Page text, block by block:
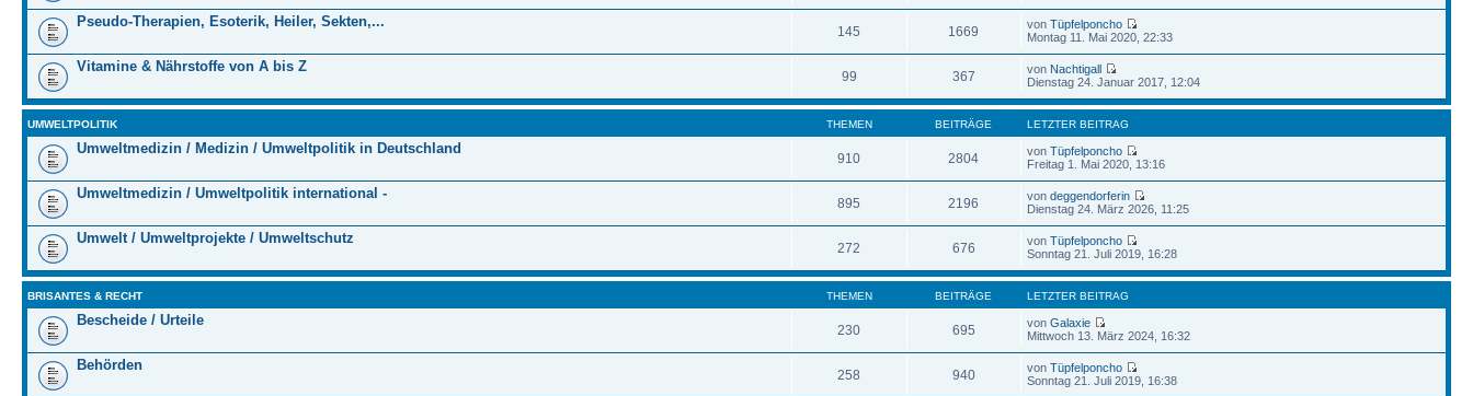
Pseudo-Therapien, Esoterik, Heiler, Sekten,...
145 1669 vonTüpfelponcho
Montag 11. Mai 2020, 22:33
Vitamine & Nährstoffe von A bis Z
99 367 von Nachtigall
Dienstag 24. Januar 2017, 12:04
UMWELTPOLITIK THEMEN BEITRÄGE LETZTER BEITRAG
Umweltmedizin / Medizin / Umweltpolitik in Deutschland
910 2804 vonTüpfelponcho
Freitag 1. Mai 2020, 13:16
Umweltmedizin / Umweltpolitik international -
895 2196 vondeggendorferin
Dienstag 24. März 2026, 11:25
Umwelt / Umweltprojekte / Umweltschutz
272 676 vonTüpfelponcho
Sonntag 21. Juli 2019, 16:28
BRISANTES & RECHT THEMEN BEITRÄGE LETZTER BEITRAG
Bescheide / Urteile
230 695 vonGalaxie
Mittwoch 13. März 2024, 16:32
Behörden
258 940 vonTüpfelponcho
Sonntag 21. Juli 2019, 16:38